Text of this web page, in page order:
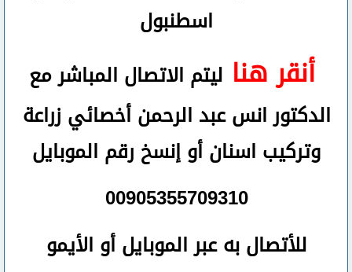
اسطنبول
أنقر هنا ليتم الاتصال المباشر مع
الدكتور انس عبد الرحمن أخصائي زراعة
وتركيب اسنانأوإنسخ رقم الموبايل
00905355709310
للأتصالبه عبر الموبايل أو الأيمو